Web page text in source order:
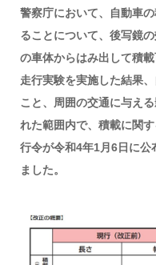
警察庁において、自動車
ることについて、後写鏡
の車体からはみ出して積
走行実験を実施した結果
こと、周囲の交通に与え
れた範囲内で、積載に関
行令が令和4年1月6日に
ました。